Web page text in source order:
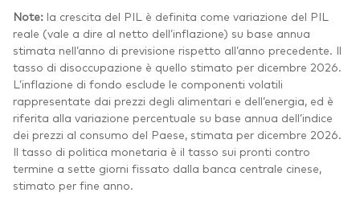
Note: la crescita del PIL è definita come variazione del PIL
reale (vale a dire al netto dell’inflazione) su base annua
stimata nell’anno di previsione rispetto all’anno precedente. Il
tasso di disoccupazione è quello stimato per dicembre 2026.
L’inflazione di fondo esclude le componenti volatili
rappresentate dai prezzi degli alimentari e dell’energia, ed è
riferita alla variazione percentuale su base annua dell’indice
dei prezzi al consumo del Paese, stimata per dicembre 2026.
Il tasso di politica monetaria è il tasso sui pronti contro
termine a sette giorni fissato dalla banca centrale cinese,
stimato per fine anno.